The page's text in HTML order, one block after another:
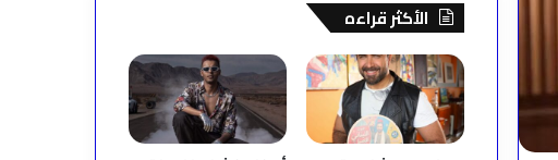
الأكثر قراءه